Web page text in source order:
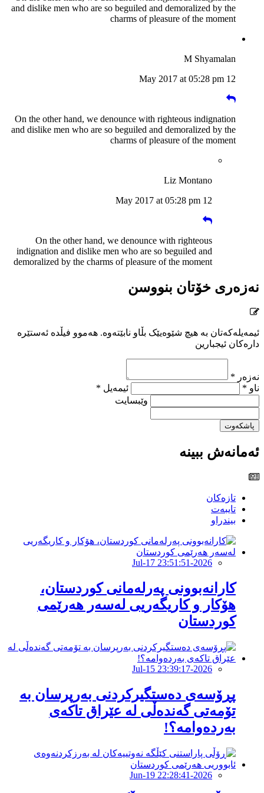
and dislike men who are so beguiled and demoralized by the
charms of pleasure of the moment
M Shyamalan
12 May 2017 at 05:28 pm
On the other hand, we denounce with righteous indignation
and dislike men who are so beguiled and demoralized by the
charms of pleasure of the moment
Liz Montano
12 May 2017 at 05:28 pm
On the other hand, we denounce with righteous
indignation and dislike men who are so beguiled and
demoralized by the charms of pleasure of the moment
نەزەری خۆتان بنووسن
ئیمەیلەکەتان بە هیچ شێوەیێک بڵاو نابێتەوە. هەموو فیڵدە ئەستێرە
دارەکان ئیجبارین
نەزەر *
ناو *
ئیمەیل *
وێبسایت
پاشکەوت
ئەمانەش ببینە
تازەکان
تایبەت
بیندراو
2026-Jul-17 23:51:51
کارانەبوونی پەرلەمانی کوردستان،
هۆکار و کاریگەریی لەسەر هەرێمی
كوردستان
2026-Jul-15 23:39:17
پڕۆسەی دەستگیرکردنی بەرپرسان بە
تۆمەتی گەندەڵی لە عێراق تاكەی
بەردەوامە؟!
2026-Jun-19 22:28:41